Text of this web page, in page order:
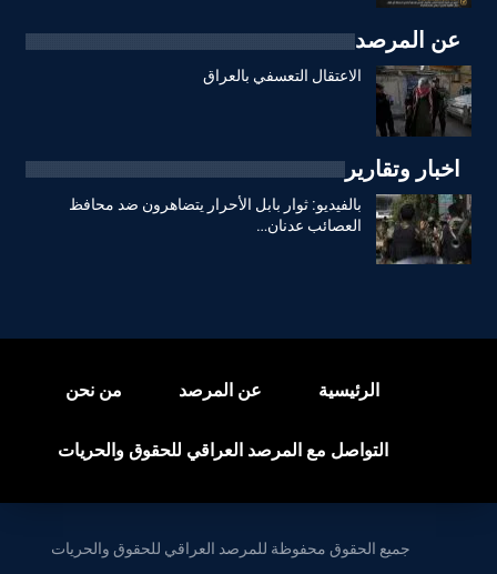
عن المرصد
الاعتقال التعسفي بالعراق
اخبار وتقارير
بالفيديو: ثوار بابل الأحرار يتضاهرون ضد محافظ
العصائب عدنان…
الرئيسية عن المرصد من نحن
التواصل مع المرصد العراقي للحقوق والحريات
جميع الحقوق محفوظة للمرصد العراقي للحقوق والحريات